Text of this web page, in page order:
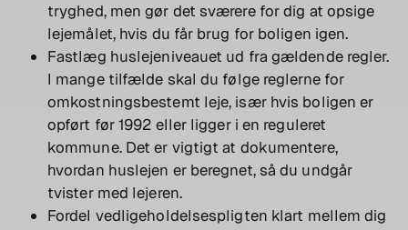
tryghed, men gør det sværere for dig at opsige
lejemålet, hvis du får brug for boligen igen.
Fastlæg huslejeniveauet ud fra gældende regler.
I mange tilfælde skal du følge reglerne for
omkostningsbestemt leje, især hvis boligen er
opført før 1992 eller ligger i en reguleret
kommune. Det er vigtigt at dokumentere,
hvordan huslejen er beregnet, så du undgår
tvister med lejeren.
Fordel vedligeholdelsespligten klart mellem dig